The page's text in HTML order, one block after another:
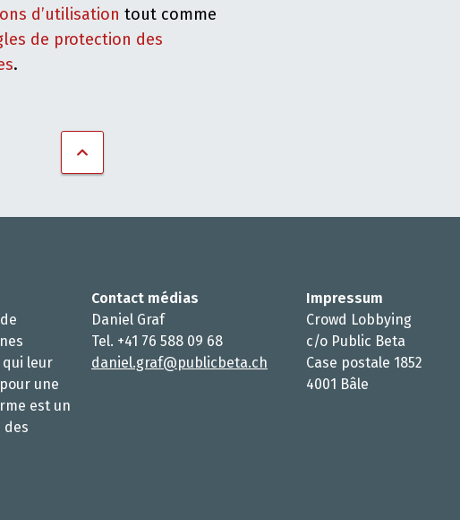
d’utilisation tout comme
de protection des
.
qui leur
une
est un
des
Contact médias
Daniel Graf
Tel. +41 76 588 09 68
daniel.graf@publicbeta.ch
Impressum
Crowd Lobbying
c/o Public Beta
Case postale 1852
4001 Bâle